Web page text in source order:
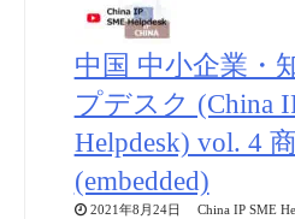
中国 中小企業・
プデスク (China
Helpdesk) vol. 4
(embedded)
2021年8月24日 China IP SME